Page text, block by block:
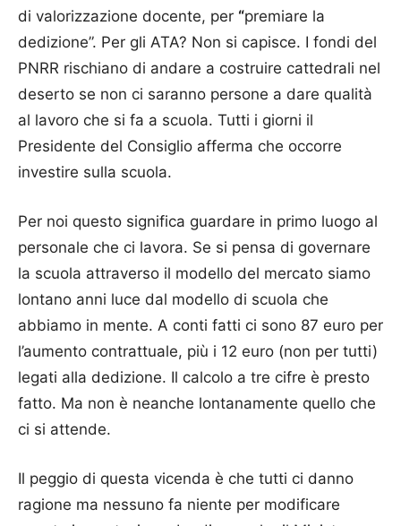
di valorizzazione docente, per “premiare la
dedizione”. Per gli ATA? Non si capisce. I fondi del
PNRR rischiano di andare a costruire cattedrali nel
deserto se non ci saranno persone a dare qualità
al lavoro che si fa a scuola. Tutti i giorni il
Presidente del Consiglio afferma che occorre
investire sulla scuola.
Per noi questo significa guardare in primo luogo al
personale che ci lavora. Se si pensa di governare
la scuola attraverso il modello del mercato siamo
lontano anni luce dal modello di scuola che
abbiamo in mente. A conti fatti ci sono 87 euro per
l’aumento contrattuale, più i 12 euro (non per tutti)
legati alla dedizione. Il calcolo a tre cifre è presto
fatto. Ma non è neanche lontanamente quello che
ci si attende.
Il peggio di questa vicenda è che tutti ci danno
ragione ma nessuno fa niente per modificare